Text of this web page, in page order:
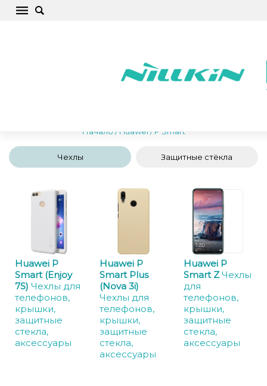
Начало / Huawei / P Smart
Чехлы Защитные стёкла
Huawei P
Smart (Enjoy
7S) Чехлы для
телефонов,
крышки,
защитные
стекла,
аксессуары
Huawei P
Smart Plus
(Nova 3i)
Чехлы для
телефонов,
крышки,
защитные
стекла,
аксессуары
Huawei P
Smart ZЧехлы
для
телефонов,
крышки,
защитные
стекла,
аксессуары